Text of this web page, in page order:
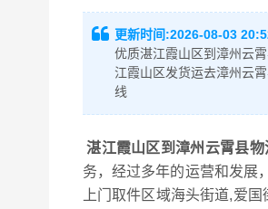
更新时间:2026-08-03
优质湛江霞山区到漳州云
江霞山区发货运去漳州云
线
湛江霞山区到漳州云霄县物
务，经过多年的运营和发展
上门取件区域海头街道,爱